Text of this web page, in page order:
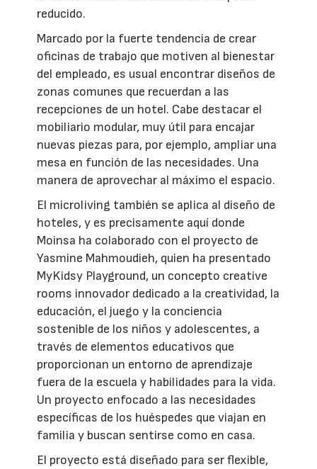
reducido.
Marcado por la fuerte tendencia de crear
oficinas de trabajo que motiven al bienestar
del empleado, es usual encontrar diseños de
zonas comunes que recuerdan a las
recepciones de un hotel. Cabe destacar el
mobiliario modular, muy útil para encajar
nuevas piezas para, por ejemplo, ampliar una
mesa en función de las necesidades. Una
manera de aprovechar al máximo el espacio.
El microliving también se aplica al diseño de
hoteles, y es precisamente aquí donde
Moinsa ha colaborado con el proyecto de
Yasmine Mahmoudieh, quien ha presentado
MyKidsy Playground, un concepto creative
rooms innovador dedicado a la creatividad, la
educación, el juego y la conciencia
sostenible de los niños y adolescentes, a
través de elementos educativos que
proporcionan un entorno de aprendizaje
fuera de la escuela y habilidades para la vida.
Un proyecto enfocado a las necesidades
específicas de los huéspedes que viajan en
familia y buscan sentirse como en casa.
El proyecto está diseñado para ser flexible,